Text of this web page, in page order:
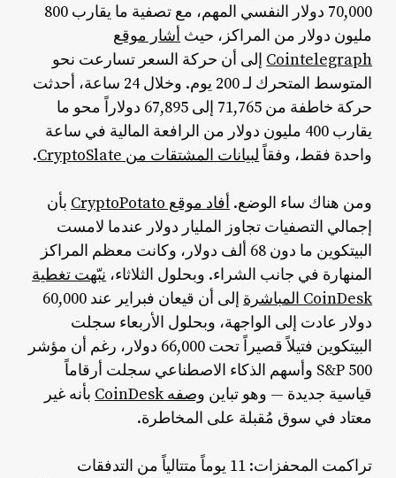
70,000 دولار النفسي المهم، مع تصفية ما يقارب 800
مليون دولار من المراكز، حيث أشار موقع
Cointelegraph إلى أن حركة السعر تسارعت نحو
المتوسط المتحرك لـ 200 يوم. وخلال 24 ساعة، أحدثت
حركة خاطفة من 71,765 إلى 67,895 دولاراً محو ما
يقارب 400 مليون دولار من الرافعة المالية في ساعة
واحدة فقط، وفقاً لبيانات المشتقات من CryptoSlate .
ومن هناك ساء الوضع. أفاد موقع CryptoPotato
بأن
إجمالي التصفيات تجاوز المليار دولار عندما لامست
البيتكوين ما دون 68 ألف دولار، وكانت معظم المراكز
المنهارة في جانب الشراء. وبحلول الثلاثاء، نبّهت تغطية
CoinDesk المباشرة
إلى أن قيعان فبراير عند 60,000
دولار عادت إلى الواجهة، وبحلول الأربعاء سجلت
البيتكوين فتيلاً قصيراً تحت 66,000 دولار، رغم أن مؤشر
S&P 500 وأسهم الذكاء الاصطناعي سجلت أرقاماً
قياسية جديدة — وهو تباين وصفه CoinDesk
بأنه غير
معتاد في سوق مُقبلة على المخاطرة.
تراكمت المحفزات: 11 يوماً متتالياً من التدفقات